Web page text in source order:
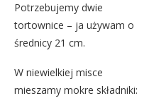
Potrzebujemy dwie
tortownice – ja używam o
średnicy 21 cm.
W niewielkiej misce
mieszamy mokre składniki: